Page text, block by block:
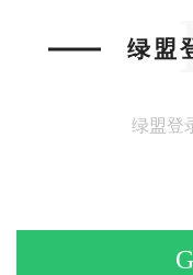
绿盟
绿盟登